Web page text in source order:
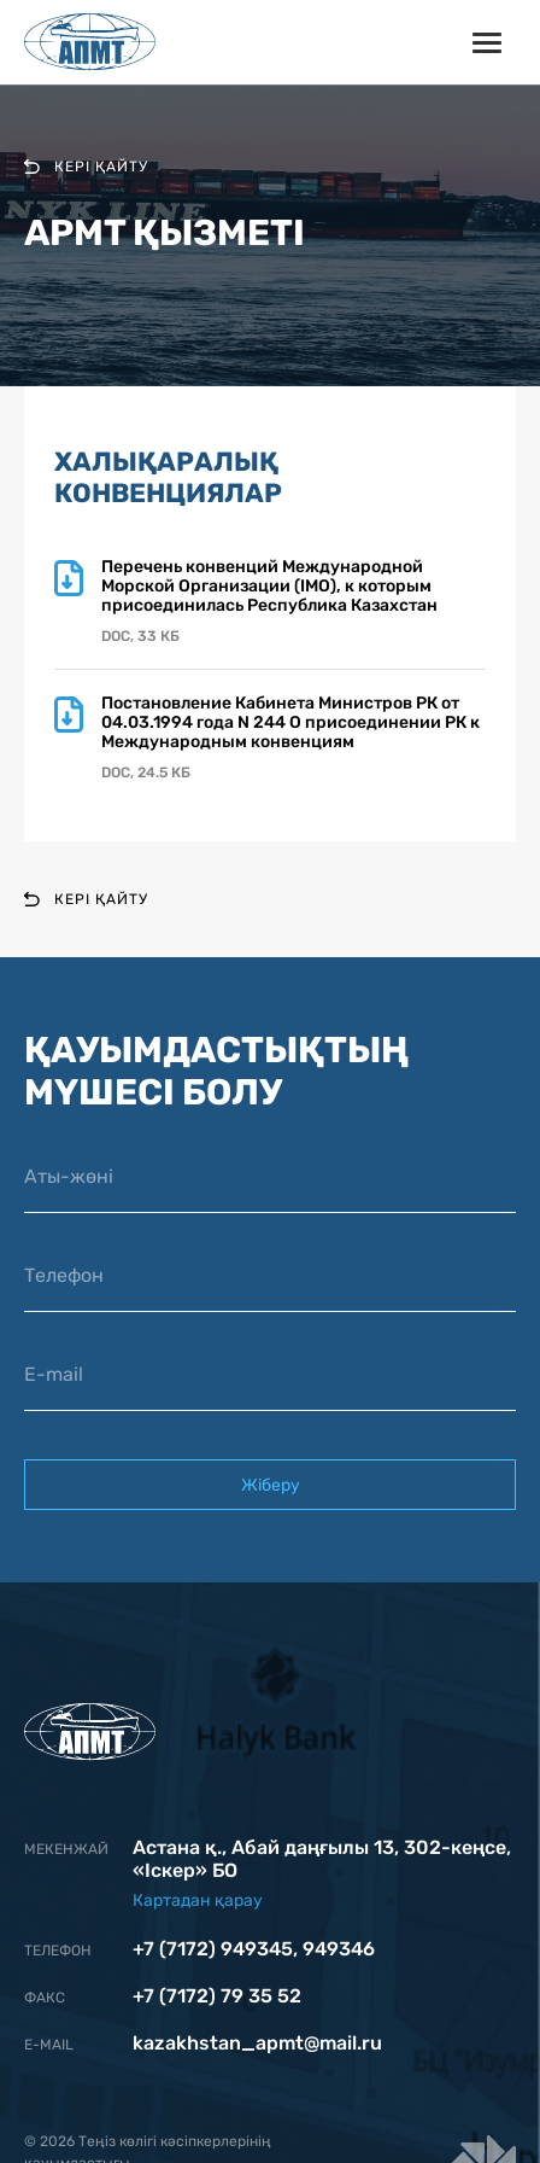
КЕРІ ҚАЙТУ
APMT ҚЫЗМЕТІ
ХАЛЫҚАРАЛЫҚ
КОНВЕНЦИЯЛАР
Перечень конвенций Международной
Морской Организации (IMO), к которым
присоединилась Республика Казахстан
DOC, 33 КБ
Постановление Кабинета Министров РК от
04.03.1994 года N 244 О присоединении РК к
Международным конвенциям
DOC, 24.5 КБ
КЕРІ ҚАЙТУ
ҚАУЫМДАСТЫҚТЫҢ
МҮШЕСІ БОЛУ
Аты-жөні
Телефон
E-mail
Жіберу
МЕКЕНЖАЙ
Астана қ., Абай даңғылы 13, 302-кеңсе,
«Iскер» БО
Картадан қарау
ТЕЛЕФОН +7 (7172) 949345, 949346
ФАКС +7 (7172) 79 35 52
Е-MAIL kazakhstan_apmt@mail.ru
© 2026 Теңіз көлігі кәсіпкерлерінің